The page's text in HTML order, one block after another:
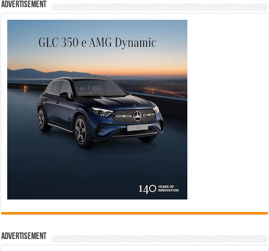
Advertisement
Advertisement